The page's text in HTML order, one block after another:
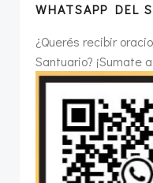
WHATSAPP DEL
¿Querés recibir
Santuario? ¡Sumate